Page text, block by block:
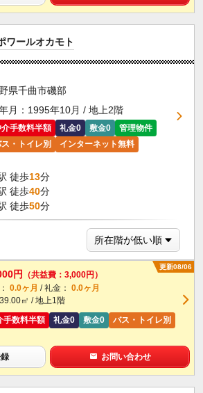
ワールオカモト
県千曲市磯部
月：1995年10月 / 地上2階
介手数料半額 礼金0 敷金0
管理物件
・トイレ別
インターネット無料
徒歩13分
徒歩40分
徒歩50分
更新08/06
円
（共益費：3,000円）
0.0ヶ月 / 礼金： 0.0ヶ月
㎡ / 地上1階
手数料半額
礼金0 敷金0 バス・トイレ別
お問い合わせ